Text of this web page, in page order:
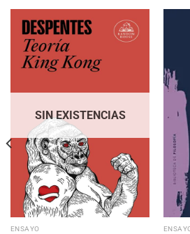
SIN EXISTENCIAS
ENSAYO